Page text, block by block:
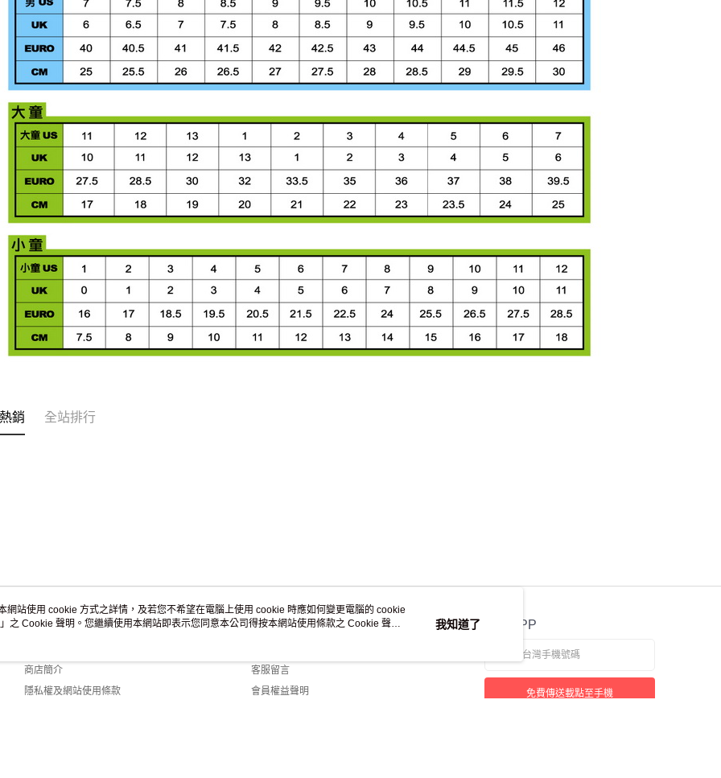
銷 全站排行
關於我們
商店簡介
隱私權及網站使用條款
客服資訊
客服留言
會員權益聲明
官方APP
免費傳送載點至手機
網站使用 cookie 方式之詳情，及若您不希望在電腦上使用 cookie 時應如何變更電腦的 cookie
」之 Cookie 聲明。您繼續使用本網站即表示您同意本公司得按本網站使用條款之 Cookie 聲明
我知道了